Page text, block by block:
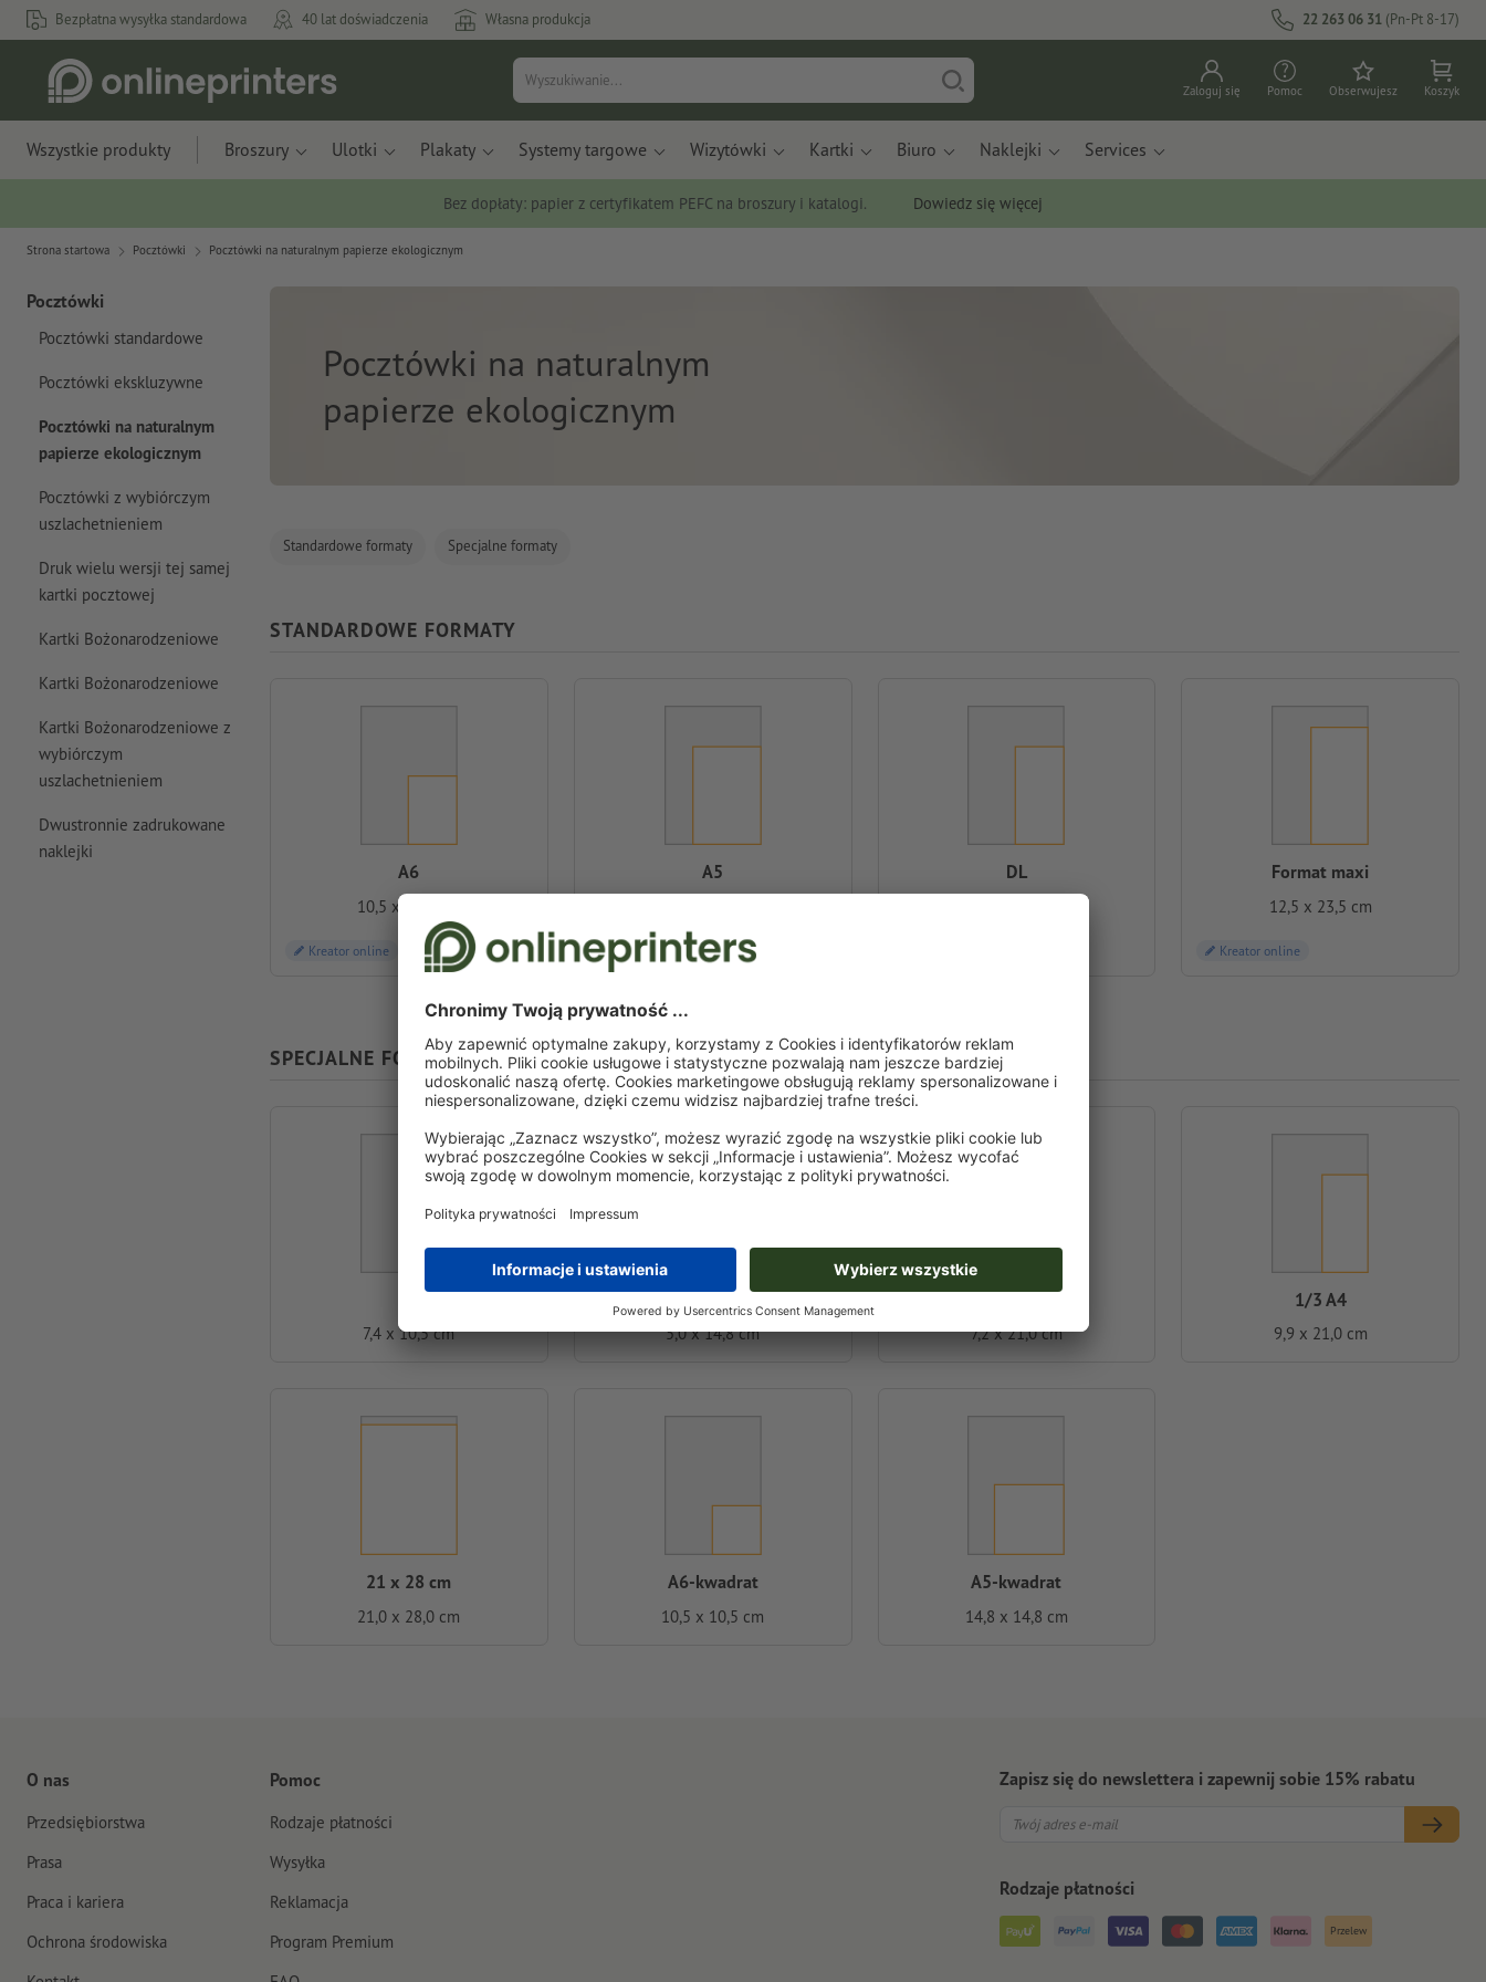
Bezpłatna wysyłka standardowa 40 lat doświadczenia Własna produkcja 22 263 06 31 (Pn-Pt 8-17)
Zaloguj się Pomoc Obserwujesz Koszyk
Wszystkie produkty Broszury Ulotki Plakaty Systemy targowe Wizytówki Kartki Biuro Naklejki Services
Bez dopłaty: papier z certyfikatem PEFC na broszury i katalogi. Dowiedz się więcej
Strona startowa Pocztówki Pocztówki na naturalnym papierze ekologicznym
Pocztówki
Pocztówki standardowe
Pocztówki ekskluzywne
Pocztówki na naturalnym
papierze ekologicznym
Pocztówki z wybiórczym
uszlachetnieniem
Druk wielu wersji tej samej
kartki pocztowej
Kartki Bożonarodzeniowe
Kartki Bożonarodzeniowe
Kartki Bożonarodzeniowe z
wybiórczym
uszlachetnieniem
Dwustronnie zadrukowane
naklejki
Pocztówki na naturalnym
papierze ekologicznym
Standardowe formaty Specjalne formaty
STANDARDOWE FORMATY
A6
10,5 x 14,8 cm
Kreator online
A5
Kreator online
DL Format maxi
12,5 x 23,5 cm
Kreator online
SPECJALNE FORMATY
7,4 x 10,5 cm
Połowa A6
5,0 x 14,8 cm
Połowa A5
7,2 x 21,0 cm
1/3 A4
9,9 x 21,0 cm
21 x 28 cm
21,0 x 28,0 cm
A6-kwadrat
10,5 x 10,5 cm
A5-kwadrat
14,8 x 14,8 cm
O nas
Przedsiębiorstwa
Prasa
Praca i kariera
Ochrona środowiska
Pomoc
Rodzaje płatności
Wysyłka
Reklamacja
Program Premium
Zapisz się do newslettera i zapewnij sobie 15% rabatu
Rodzaje płatności
Przelew